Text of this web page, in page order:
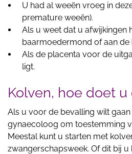
U had al weeën vroeg in
premature weeën).
Als u weet dat u afwijkingen
baarmoedermond of aan de
Als de placenta voor de
ligt.
Kolven, hoe doet u
Als u voor de bevalling wilt
gynaecoloog om toestemming
Meestal kunt u starten met
zwangerschapsweek. Of dit bij u